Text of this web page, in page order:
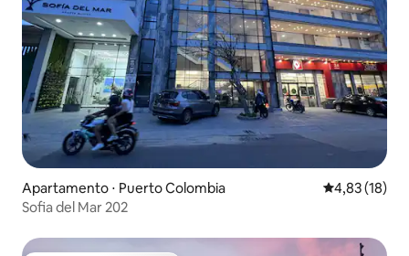
Apartamento ⋅ Puerto Colombia 4,83 de uma
4,83 (18)
Sofia del Mar 202